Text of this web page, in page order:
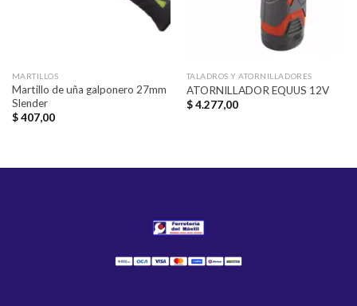
MARTILLOS
Martillo de uña galponero 27mm
Slender
$407,00
TALADROS Y ATORNILLADORES
ATORNILLADOR EQUUS 12V
$4.277,00